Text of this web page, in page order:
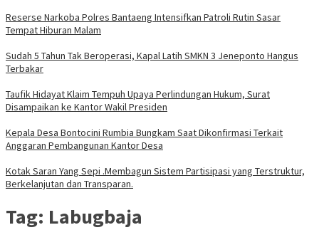
Reserse Narkoba Polres Bantaeng Intensifkan Patroli Rutin Sasar
Tempat Hiburan Malam
Sudah 5 Tahun Tak Beroperasi, Kapal Latih SMKN 3 Jeneponto Hangus
Terbakar
Taufik Hidayat Klaim Tempuh Upaya Perlindungan Hukum, Surat
Disampaikan ke Kantor Wakil Presiden
Kepala Desa Bontocini Rumbia Bungkam Saat Dikonfirmasi Terkait
Anggaran Pembangunan Kantor Desa
Kotak Saran Yang Sepi .Membagun Sistem Partisipasi yang Terstruktur,
Berkelanjutan dan Transparan.
Tag: Labugbaja